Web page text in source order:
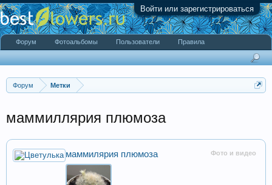
Войти или зарегистрироваться
Форум Метки
маммиллярия плюмоза
Фото и видео
маммилярия плюмоза
Форум Фотоальбомы Пользователи Правила